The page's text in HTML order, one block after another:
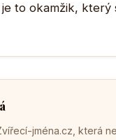
to okamžik,
jména.cz, která